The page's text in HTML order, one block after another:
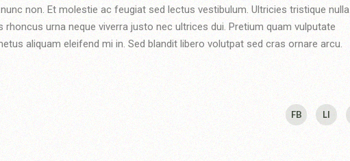
non. Et molestie ac feugiat sed lectus vestibulum. Ultricies tristique nulla
urna neque viverra justo nec ultrices dui. Pretium quam vulputate
aliquam eleifend mi in. Sed blandit libero volutpat sed cras ornare arcu.
FB LI